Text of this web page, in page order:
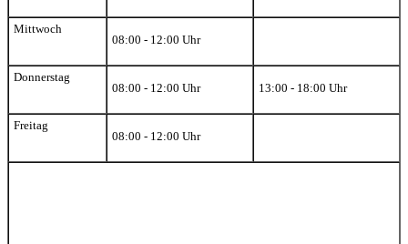
Mittwoch
08:00 - 12:00 Uhr
Donnerstag
08:00 - 12:00 Uhr
13:00 - 18:00 Uhr
Freitag
08:00 - 12:00 Uhr